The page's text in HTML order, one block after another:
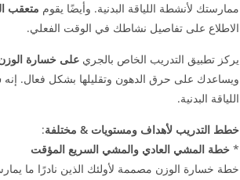
ممارستك لأنشطة اللياقة البدنية. وأيضًا يقوم متعقب
الاطلاع على تفاصيل نشاطك في الوقت الفعلي.
يركز تطبيق التدريب الخاص بالجري على خسارة
ويساعدك على حرق الدهون وتقليلها بشكل فعال. إنه
اللياقة البدنية.
خطط التدريب لأهداف ومستويات & مختلفة:
* خطة المشي العادي والمشي السريع المؤقت
خطة خسارة الوزن مصممة لأولئك الذين نادرًا ما